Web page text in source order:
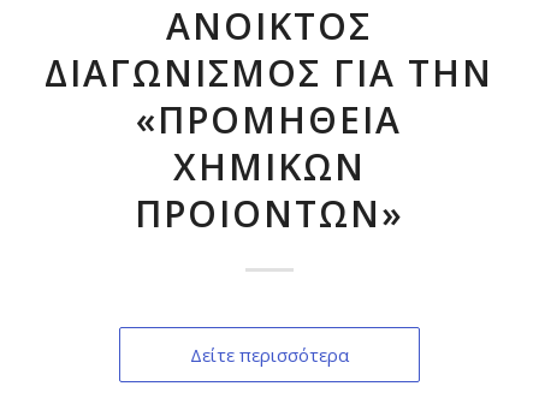
ΑΝΟΙΚΤΟΣ
ΔΙΑΓΩΝΙΣΜΟΣ ΓΙΑ ΤΗΝ
«ΠΡΟΜΗΘΕΙΑ
ΧΗΜΙΚΩΝ
ΠΡΟΙΟΝΤΩΝ»
Δείτε περισσότερα